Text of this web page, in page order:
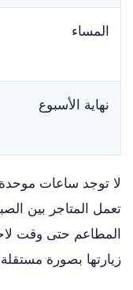
المساء
نهاية الأسبوع
لا توجد ساعات موحدة
تعمل المتاجر بين
المطاعم حتى وقت
زيارتها بصورة